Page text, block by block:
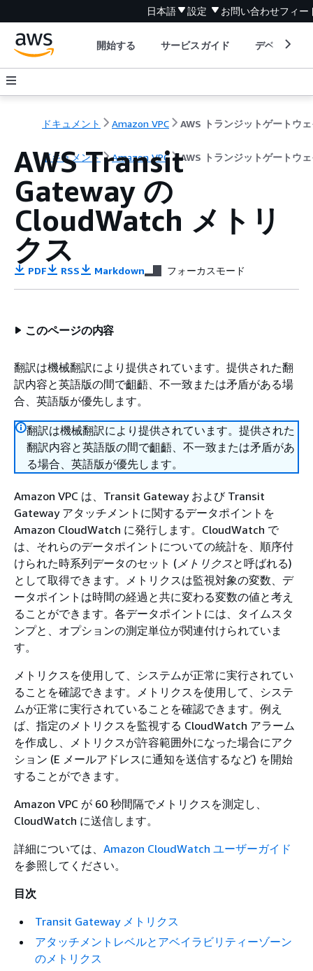
日本語 設定 お問い合わせフィー
開始する サービスガイド デベロッパ
ドキュメント Amazon VPC AWS トランジットゲートウ
ドキュメント Amazon VPC AWS トランジットゲートウ
AWS Transit
Gateway の
CloudWatch メトリ
クス
PDF RSS Markdown フォーカスモード
このページの内容
翻訳は機械翻訳により提供されています。提供された翻
訳内容と英語版の間で齟齬、不一致または矛盾がある場
合、英語版が優先します。
翻訳は機械翻訳により提供されています。提供された
翻訳内容と英語版の間で齟齬、不一致または矛盾があ
る場合、英語版が優先します。
Amazon VPC は、Transit Gateway および Transit
Gateway アタッチメントに関するデータポイントを
Amazon CloudWatch に発行します。CloudWatch で
は、それらのデータポイントについての統計を、順序付
けられた時系列データのセット (メトリクスと呼ばれる)
として取得できます。メトリクスは監視対象の変数、デ
ータポイントは時間の経過と共に変わる変数の値と考え
ることができます。各データポイントには、タイムスタ
ンプと、オプションの測定単位が関連付けられていま
す。
メトリクスを使用して、システムが正常に実行されてい
ることを確認できます。メトリクスを使用して、システ
ムが正常に実行されていることを確認できます。例え
ば、指定のメトリクスを監視する CloudWatch アラーム
を作成し、メトリクスが許容範囲外になった場合にアク
ション (E メールアドレスに通知を送信するなど) を開始
することができます。
Amazon VPC が 60 秒間隔でメトリクスを測定し、
CloudWatch に送信します。
詳細については、 Amazon CloudWatch ユーザーガイド
を参照してください。
目次
Transit Gateway メトリクス
アタッチメントレベルとアベイラビリティーゾーン
のメトリクス